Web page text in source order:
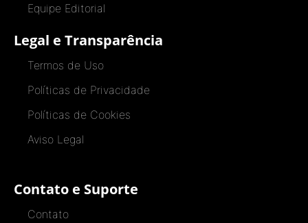
Equipe Editorial
Legal e Transparência
Termos de Uso
Políticas de Privacidade
Políticas de Cookies
Aviso Legal
Contato e Suporte
Contato